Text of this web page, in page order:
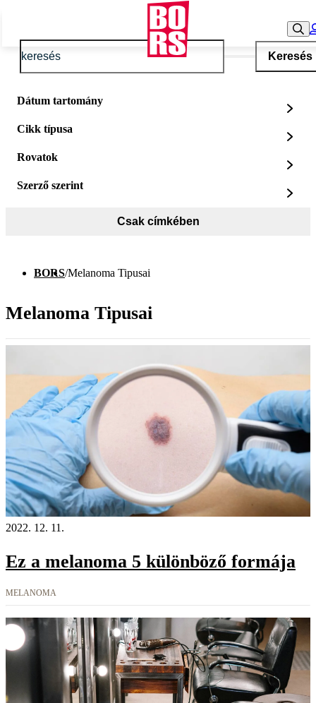
Keresés
Dátum tartomány
Cikk típusa
Rovatok
Szerző szerint
Csak címkében
BORS/Melanoma Tipusai
Melanoma Tipusai
2022. 12. 11.
Ez a melanoma 5 különböző formája
MELANOMA